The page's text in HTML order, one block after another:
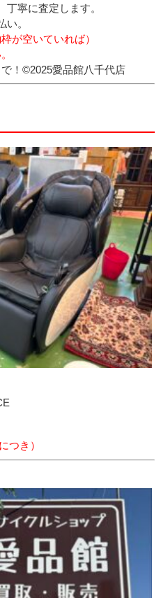
寧に査定します。
。
が空いていれば）
！©2025愛品館八千代店
つき）